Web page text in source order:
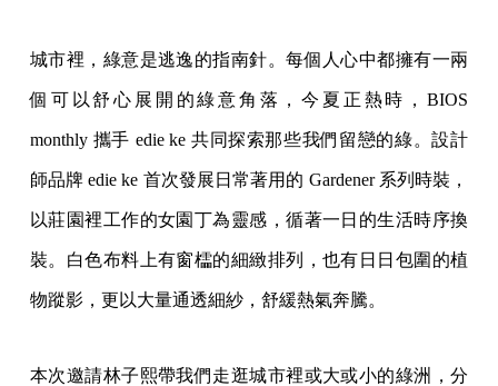
城市裡，綠意是逃逸的指南針。每個人心中都擁有一兩
個可以舒心展開的綠意角落，今夏正熱時，BIOS
monthly 攜手 edie ke 共同探索那些我們留戀的綠。設計
師品牌 edie ke 首次發展日常著用的 Gardener 系列時裝，
以莊園裡工作的女園丁為靈感，循著一日的生活時序換
裝。白色布料上有窗櫺的細緻排列，也有日日包圍的植
物蹤影，更以大量通透細紗，舒緩熱氣奔騰。
本次邀請林子熙帶我們走逛城市裡或大或小的綠洲，分